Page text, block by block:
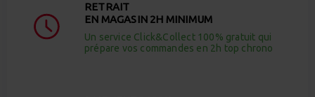
RETRAIT
EN MAGASIN 2H MINIMUM
Un service Click&Collect 100% gratuit qui
prépare vos commandes en 2h top chrono